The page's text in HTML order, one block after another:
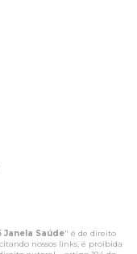
Janela Saúde" é de direito
nossos links, é proibida